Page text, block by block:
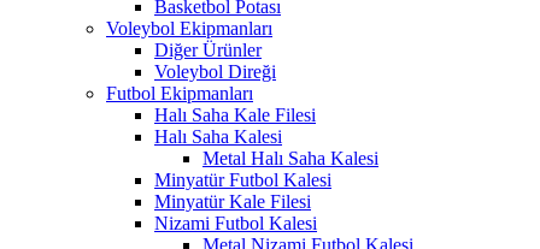
Basketbol Potası
Voleybol Ekipmanları
Diğer Ürünler
Voleybol Direği
Futbol Ekipmanları
Halı Saha Kale Filesi
Halı Saha Kalesi
Metal Halı Saha Kalesi
Minyatür Futbol Kalesi
Minyatür Kale Filesi
Nizami Futbol Kalesi